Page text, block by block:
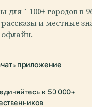
для 1 100+ городов в
и местные
офлайн.
приложение
к 50 000+